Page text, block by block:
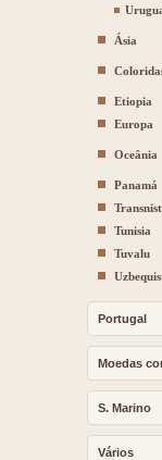
Ásia
Etiopia
Europa
Oceânia
Panamá
Tunisia
Tuvalu
Portugal
Moedas
S. Marino
Vários